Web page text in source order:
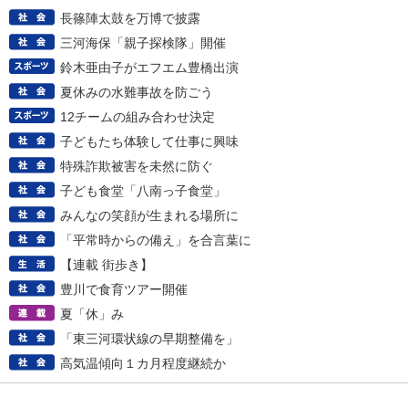
長篠陣太鼓を万博で披露
三河海保「親子探検隊」開催
鈴木亜由子がエフエム豊橋出演
夏休みの水難事故を防ごう
12チームの組み合わせ決定
子どもたち体験して仕事に興味
特殊詐欺被害を未然に防ぐ
子ども食堂「八南っ子食堂」
みんなの笑顔が生まれる場所に
「平常時からの備え」を合言葉に
【連載 街歩き】
豊川で食育ツアー開催
夏「休」み
「東三河環状線の早期整備を」
高気温傾向１カ月程度継続か